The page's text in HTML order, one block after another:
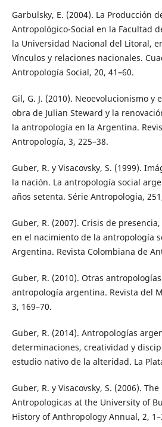
Garbulsky, E. (2004). La Producción
Antropológico-Social en la Facultad
la Universidad Nacional del Litoral,
Vínculos y relaciones nacionales.
Antropología Social, 20, 41–60.
Gil, G. J. (2010). Neoevolucionismo y
obra de Julian Steward y la
la antropología en la Argentina.
Antropología, 3, 225–38.
Guber, R. y Visacovsky, S. (1999).
la nación. La antropología social
años setenta. Série Antropologia,
Guber, R. (2007). Crisis de
en el nacimiento de la antropología
Argentina. Revista Colombiana de
Guber, R. (2010). Otras
antropología argentina. Revista del
3, 169–70.
Guber, R. (2014). Antropologías
determinaciones, creatividad y
estudio nativo de la alteridad. La
Guber, R. y Visacovsky, S. (2006).
Antropologicas at the University of
History of Anthropology Annual, 2,